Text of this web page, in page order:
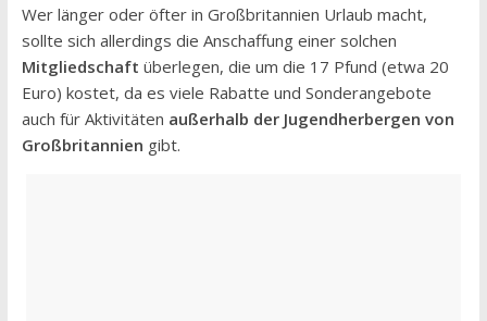
Wer länger oder öfter in Großbritannien Urlaub macht,
sollte sich allerdings die Anschaffung einer solchen
Mitgliedschaft überlegen, die um die 17 Pfund (etwa 20
Euro) kostet, da es viele Rabatte und Sonderangebote
auch für Aktivitäten außerhalb der Jugendherbergen von
Großbritannien gibt.